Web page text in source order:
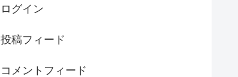
ログイン
投稿フィード
コメントフィード